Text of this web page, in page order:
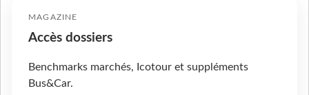
MAGAZINE
Accès dossiers
Benchmarks marchés, Icotour et suppléments
Bus&Car.